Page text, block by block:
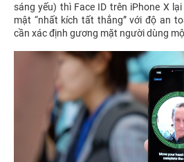
sáng yếu) thì Face ID trên iPhone X
mật “nhất kích tất thắng” với độ an
cần xác định gương mặt người dùng